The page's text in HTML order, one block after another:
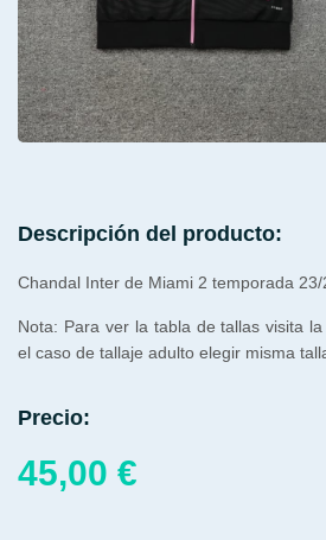
Descripción del producto:
Chandal Inter de Miami 2 temporada 23/
Nota: Para ver la tabla de tallas visita
el caso de tallaje adulto elegir misma
Precio:
45,00 €